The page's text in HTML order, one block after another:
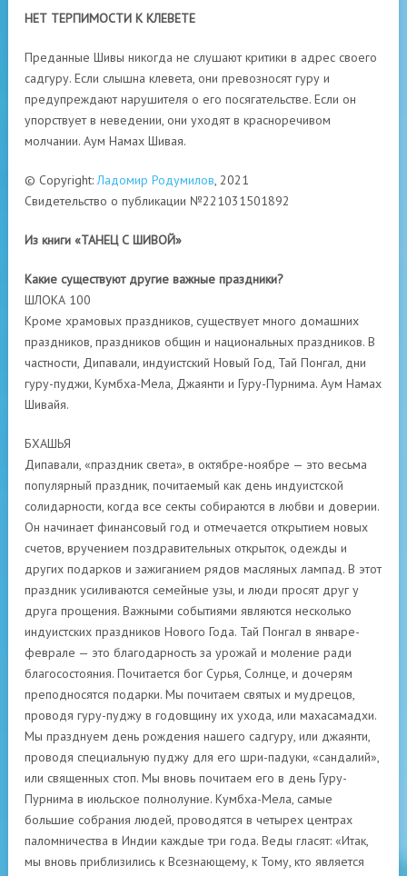
НЕТ ТЕРПИМОСТИ К КЛЕВЕТЕ
Преданные Шивы никогда не слушают критики в адрес своего
садгуру. Если слышна клевета, они превозносят гуру и
предупреждают нарушителя о его посягательстве. Если он
упорствует в неведении, они уходят в красноречивом
молчании. Аум Намах Шивая.
© Copyright:Ладомир Родумилов, 2021
Свидетельство о публикации №221031501892
Из книги «ТАНЕЦ С ШИВОЙ»
Какие существуют другие важные праздники?
ШЛОКА 100
Кроме храмовых праздников, существует много домашних
праздников, праздников общин и национальных праздников. В
частности, Дипавали, индуистский Новый Год, Тай Понгал, дни
гуру-пуджи, Кумбха-Мела, Джаянти и Гуру-Пурнима. Аум Намах
Шивайя.
БХАШЬЯ
Дипавали, «праздник света», в октябре-ноябре — это весьма
популярный праздник, почитаемый как день индуистской
солидарности, когда все секты собираются в любви и доверии.
Он начинает финансовый год и отмечается открытием новых
счетов, вручением поздравительных открыток, одежды и
других подарков и зажиганием рядов масляных лампад. В этот
праздник усиливаются семейные узы, и люди просят друг у
друга прощения. Важными событиями являются несколько
индуистских праздников Нового Года. Тай Понгал в январе-
феврале — это благодарность за урожай и моление ради
благосостояния. Почитается бог Сурья, Солнце, и дочерям
преподносятся подарки. Мы почитаем святых и мудрецов,
проводя гуру-пуджу в годовщину их ухода, или махасамадхи.
Мы празднуем день рождения нашего садгуру, или джаянти,
проводя специальную пуджу для его шри-падуки, «сандалий»,
или священных стоп. Мы вновь почитаем его в день Гуру-
Пурнима в июльское полнолуние. Кумбха-Мела, самые
большие собрания людей, проводятся в четырех центрах
паломничества в Индии каждые три года. Веды гласят: «Итак,
мы вновь приблизились к Всезнающему, к Тому, кто является